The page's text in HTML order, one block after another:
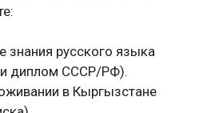
знания русского языка
диплом СССР/РФ).
в Кыргызстане